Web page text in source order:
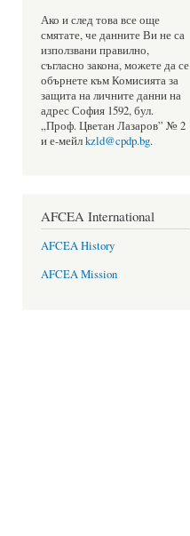
Ако и след това все още
смятате, че данните Ви не са
използвани правилно,
съгласно закона, можете да се
обърнете към Комисията за
защита на личните данни на
адрес София 1592, бул.
„Проф. Цветан Лазаров” № 2
и е-мейлkzld@cpdp.bg.
AFCEA International
AFCEA History
AFCEA Mission